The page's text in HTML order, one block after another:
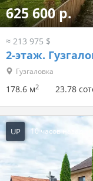
347 921 р.
≈ 119 000 $
2-этаж. Цесино
Цесино
82 м2 15 соток
UP 10 часов назад